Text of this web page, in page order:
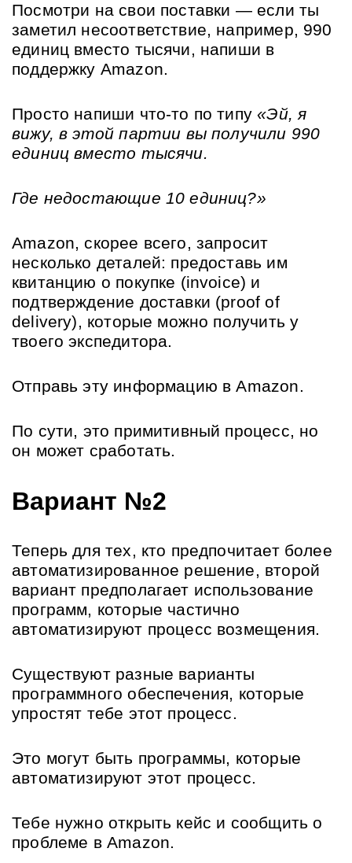
Посмотри на свои поставки — если ты
заметил несоответствие, например, 990
единиц вместо тысячи, напиши в
поддержку Amazon.
Просто напиши что-то по типу «Эй, я
вижу, в этой партии вы получили 990
единиц вместо тысячи.
Где недостающие 10 единиц?»
Amazon, скорее всего, запросит
несколько деталей: предоставь им
квитанцию ​​о покупке (invoice) и
подтверждение доставки (proof of
delivery), которые можно получить у
твоего экспедитора.
Отправь эту информацию в Amazon.
По сути, это примитивный процесс, но
он может сработать.
Вариант №2
Теперь для тех, кто предпочитает более
автоматизированное решение, второй
вариант предполагает использование
программ, которые частично
автоматизируют процесс возмещения.
Существуют разные варианты
программного обеспечения, которые
упростят тебе этот процесс.
Это могут быть программы, которые
автоматизируют этот процесс.
Тебе нужно открыть кейс и сообщить о
проблеме в Amazon.